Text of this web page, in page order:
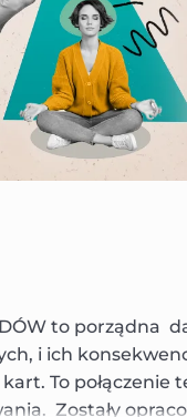
to porządna
i ich
To
Zostały